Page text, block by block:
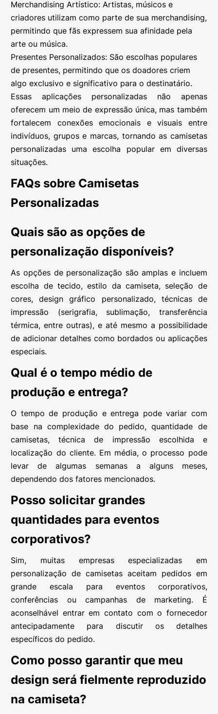
Merchandising Artístico: Artistas, músicos e
criadores utilizam como parte de sua merchandising,
permitindo que fãs expressem sua afinidade pela
arte ou música.
Presentes Personalizados: São escolhas populares
de presentes, permitindo que os doadores criem
algo exclusivo e significativo para o destinatário.
Essas aplicações personalizadas não apenas
oferecem um meio de expressão única, mas também
fortalecem conexões emocionais e visuais entre
indivíduos, grupos e marcas, tornando as camisetas
personalizadas uma escolha popular em diversas
situações.
FAQs sobre Camisetas
Personalizadas
Quais são as opções de
personalização disponíveis?
As opções de personalização são amplas e incluem
escolha de tecido, estilo da camiseta, seleção de
cores, design gráfico personalizado, técnicas de
impressão (serigrafia, sublimação, transferência
térmica, entre outras), e até mesmo a possibilidade
de adicionar detalhes como bordados ou aplicações
especiais.
Qual é o tempo médio de
produção e entrega?
O tempo de produção e entrega pode variar com
base na complexidade do pedido, quantidade de
camisetas, técnica de impressão escolhida e
localização do cliente. Em média, o processo pode
levar de algumas semanas a alguns meses,
dependendo dos fatores mencionados.
Posso solicitar grandes
quantidades para eventos
corporativos?
Sim, muitas empresas especializadas em
personalização de camisetas aceitam pedidos em
grande escala para eventos corporativos,
conferências ou campanhas de marketing. É
aconselhável entrar em contato com o fornecedor
antecipadamente para discutir os detalhes
específicos do pedido.
Como posso garantir que meu
design será fielmente reproduzido
na camiseta?